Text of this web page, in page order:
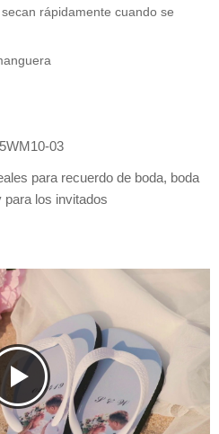
rápidamente cuando se
03
para recuerdo de boda, boda
para los invitados